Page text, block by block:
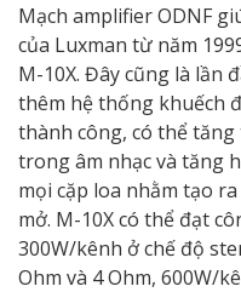
Mạch amplifier ODNF
của Luxman từ năm
M-10X. Đây cũng là lần
thêm hệ thống khuếch
thành công, có thể
trong âm nhạc và tăng
mọi cặp loa nhằm tạo
mở. M-10X có thể đạt
300W/kênh ở chế độ
Ohm và 4 Ohm, 600W/